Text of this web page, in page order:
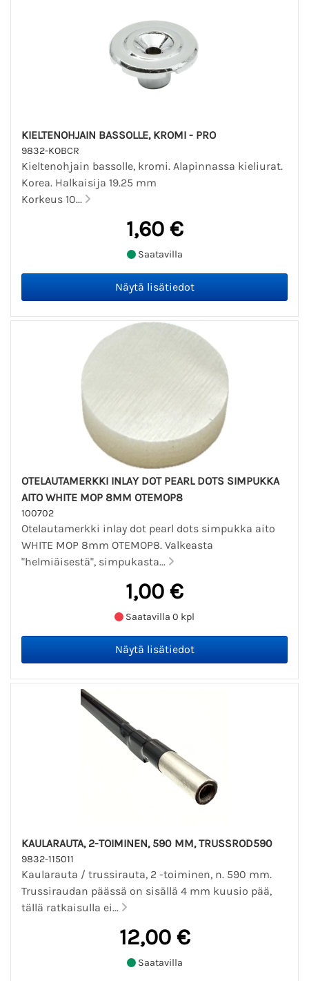
KIELTENOHJAIN BASSOLLE, KROMI - PRO
9832-KOBCR
Kieltenohjain bassolle, kromi. Alapinnassa kieliurat.
Korea. Halkaisija 19.25 mm
Korkeus 10...
1,60 €
Saatavilla
OTELAUTAMERKKI INLAY DOT PEARL DOTS SIMPUKKA
AITO WHITE MOP 8MM OTEMOP8
100702
Otelautamerkki inlay dot pearl dots simpukka aito
WHITE MOP 8mm OTEMOP8. Valkeasta
"helmiäisestä", simpukasta...
1,00 €
Saatavilla 0 kpl
KAULARAUTA, 2-TOIMINEN, 590 MM, TRUSSROD590
9832-115011
Kaularauta / trussirauta, 2 -toiminen, n. 590 mm.
Trussiraudan päässä on sisällä 4 mm kuusio pää,
tällä ratkaisulla ei...
12,00 €
Saatavilla